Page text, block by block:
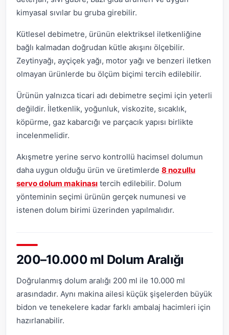
kimyasal sıvılar bu gruba girebilir.
Kütlesel debimetre, ürünün elektriksel iletkenliğine
bağlı kalmadan doğrudan kütle akışını ölçebilir.
Zeytinyağı, ayçiçek yağı, motor yağı ve benzeri iletken
olmayan ürünlerde bu ölçüm biçimi tercih edilebilir.
Ürünün yalnızca ticari adı debimetre seçimi için yeterli
değildir. İletkenlik, yoğunluk, viskozite, sıcaklık,
köpürme, gaz kabarcığı ve parçacık yapısı birlikte
incelenmelidir.
Akışmetre yerine servo kontrollü hacimsel dolumun
daha uygun olduğu ürün ve üretimlerde 8 nozullu
servo dolum makinası tercih edilebilir. Dolum
yönteminin seçimi ürünün gerçek numunesi ve
istenen dolum birimi üzerinden yapılmalıdır.
200–10.000 ml Dolum Aralığı
Doğrulanmış dolum aralığı 200 ml ile 10.000 ml
arasındadır. Aynı makina ailesi küçük şişelerden büyük
bidon ve tenekelere kadar farklı ambalaj hacimleri için
hazırlanabilir.